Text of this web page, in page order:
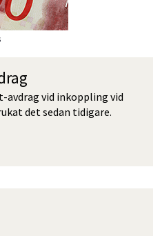
vid inkoppling vid
det sedan tidigare.